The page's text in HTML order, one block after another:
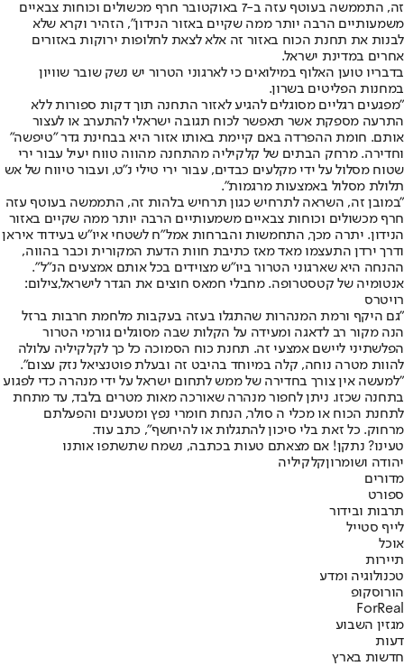
זה, התממשה בעוטף עזה ב-7 באוקטובר חרף מכשולים וכוחות צבאיים
משמעותיים הרבה יותר ממה שקיים באזור הנידון", הזהיר וקרא שלא
לבנות את תחנת הכוח באזור זה אלא לצאת לחלופות ירוקות באזורים
אחרים במדינת ישראל.
בדבריו טוען האלוף במילואים כי לארגוני הטרור יש נשק שובר שוויון
במחנות הפליטים בשרון.
"מפגעים רגליים מסוגלים להגיע לאזור התחנה תוך דקות ספורות ללא
התרעה מספקת אשר תאפשר לכוח תגובה ישראלי להתערב או לעצור
אותם. חומת ההפרדה באם קיימת באותו אזור היא בבחינת גדר "טיפשה"
וחדירה. מרחק הבתים של קלקיליה מהתחנה מהווה טווח יעיל עבור ירי
שטוח מסלול על ידי מקלעים כבדים, עבור ירי טילי נ"ט, ועבור טיווח של אש
תלולת מסלול באמצעות מרגמות".
"במובן זה, השראה לתרחיש כגון תרחיש בלהות זה, התממשה בעוטף עזה
חרף מכשולים וכוחות צבאיים משמעותיים הרבה יותר ממה שקיים באזור
הנידון. יתרה מכך, התחמשות והברחות אמל"ח לשטחי איו"ש בעידוד איראן
ודרך ירדן התעצמו מאד מאז כתיבת חוות הדעת המקורית וכבר בהווה,
ההנחה היא שארגוני הטרור ביו"ש מצוידים בכל אותם אמצעים הנ"ל".
אנטומיה של קטסטרופה. מחבלי חמאס חוצים את הגדר לישראל,צילום:
רויטרס
"גם היקף ורמת המנהרות שהתגלו בעזה בעקבות מלחמת חרבות ברזל
הנה מקור רב לדאגה ומעידה על הקלות שבה מסוגלים גורמי הטרור
הפלשתיני ליישם אמצעי זה. תחנת כוח הסמוכה כל כך לקלקיליה עלולה
להוות מטרה נוחה, קלה במיוחד בהיבט זה ובעלת פוטנציאל נזק עצום".
"למעשה אין צורך בחדירה של ממש לתחום ישראל על ידי מנהרה כדי לפגוע
בתחנה שכזו. ניתן לחפור מנהרה שאורכה מאות מטרים בלבד, עד מתחת
לתחנת הכוח או מכלי ה סולר, הנחת חומרי נפץ ומטענים והפעלתם
מרחוק. כל זאת בלי סיכון להתגלות או להיחשף", כתב עוד.
טעינו? נתקן! אם מצאתם טעות בכתבה, נשמח שתשתפו אותנו
יהודה ושומרוןקלקיליה
מדורים
ספורט
תרבות ובידור
לייף סטייל
אוכל
תיירות
טכנולוגיה ומדע
הורוסקופ
ForReal
מגזין השבוע
דעות
חדשות בארץ